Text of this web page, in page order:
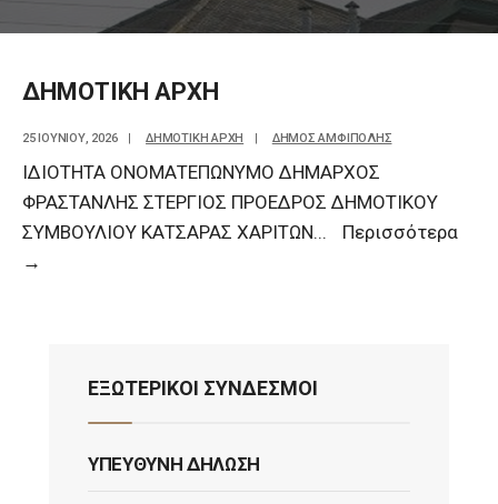
ΔΗΜΟΤΙΚΗ ΑΡΧΗ
25 ΙΟΥΝΊΟΥ, 2026 | ΔΗΜΟΤΙΚΗ ΑΡΧΗ | ΔΗΜΟΣ ΑΜΦΙΠΟΛΗΣ
ΙΔΙΟΤΗΤΑ ΟΝΟΜΑΤΕΠΩΝΥΜΟ ΔΗΜΑΡΧΟΣ
ΦΡΑΣΤΑΝΛΗΣ ΣΤΕΡΓΙΟΣ ΠΡΟΕΔΡΟΣ ΔΗΜΟΤΙΚΟΥ
ΣΥΜΒΟΥΛΙΟΥ ΚΑΤΣΑΡΑΣ ΧΑΡΙΤΩΝ...
Περισσότερα
→
ΕΞΩΤΕΡΙΚΟΙ ΣΥΝΔΕΣΜΟΙ
ΥΠΕΎΘΥΝΗ ΔΉΛΩΣΗ